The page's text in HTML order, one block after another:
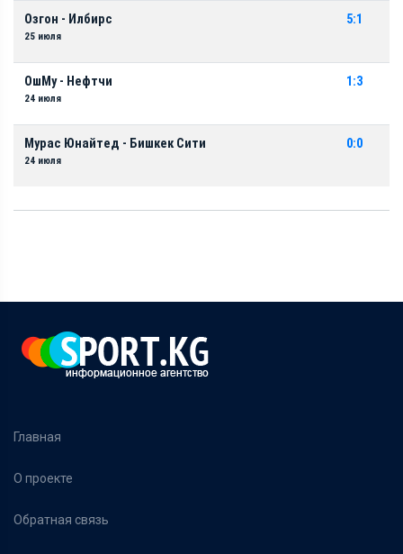
Озгон - Илбирс
25 июля
5:1
ОшМу - Нефтчи
24 июля
1:3
Мурас Юнайтед - Бишкек Сити
24 июля
0:0
Главная
О проекте
Обратная связь